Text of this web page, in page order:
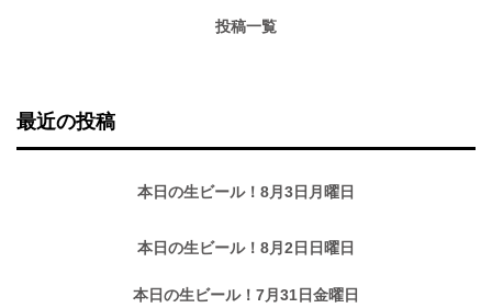
投稿一覧
最近の投稿
本日の生ビール！8月3日月曜日
本日の生ビール！8月2日日曜日
本日の生ビール！7月31日金曜日